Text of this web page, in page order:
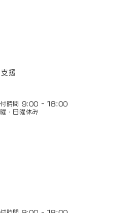
援
付時間 9:00 - 18:00
曜・日曜休み